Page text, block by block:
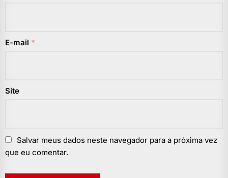
E-mail *
Site
Salvar meus dados neste navegador para a próxima vez
que eu comentar.